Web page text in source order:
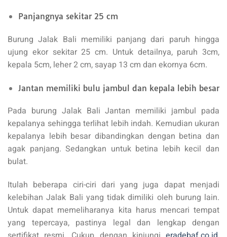
Panjangnya sekitar 25 cm
Burung Jalak Bali memiliki panjang dari paruh hingga
ujung ekor sekitar 25 cm. Untuk detailnya, paruh 3cm,
kepala 5cm, leher 2 cm, sayap 13 cm dan ekornya 6cm.
Jantan memiliki bulu jambul dan kepala lebih besar
Pada burung Jalak Bali Jantan memiliki jambul pada
kepalanya sehingga terlihat lebih indah. Kemudian ukuran
kepalanya lebih besar dibandingkan dengan betina dan
agak panjang. Sedangkan untuk betina lebih kecil dan
bulat.
Itulah beberapa ciri-ciri dari yang juga dapat menjadi
kelebihan Jalak Bali yang tidak dimiliki oleh burung lain.
Untuk dapat memeliharanya kita harus mencari tempat
yang tepercaya, pastinya legal dan lengkap dengan